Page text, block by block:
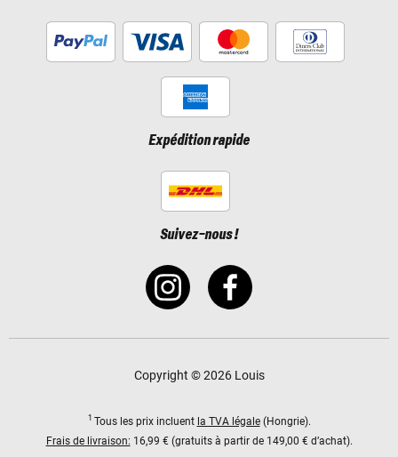
Expédition rapide
Suivez-nous !
Copyright © 2026 Louis
1 Tous les prix incluent la TVA légale(Hongrie).
Frais de livraison: 16,99 € (gratuits à partir de 149,00 € d’achat).